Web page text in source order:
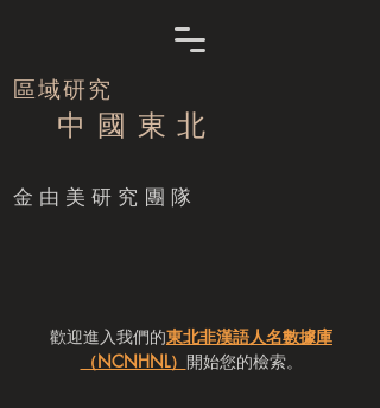
區域研究
中 國 東 北
​金由美研究團隊
歡迎進入我們的東北非漢語人名數據庫
（NCNHNL） 開始您的檢索。